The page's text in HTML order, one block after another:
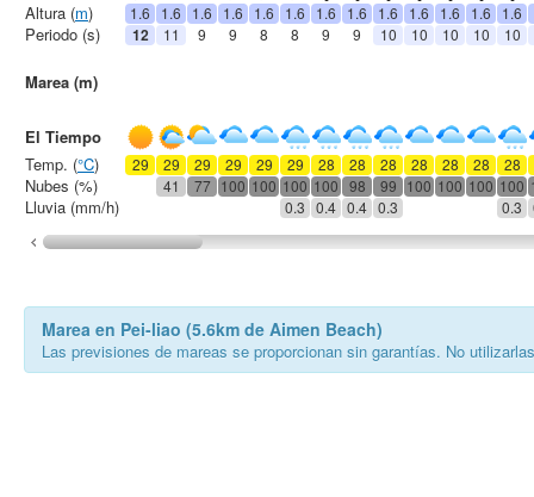
1.6 1.6 1.6 1.6 1.6 1.6 1.6 1.6 1.6 1.6 1.6 1.6 1.6
12 11 9 9 8 8 9 9 10 10 10 10 10
29 29 29 29 29 29 28 28 28 28 28 28
28
41
77 100 100 100 100 98 99 100 100 100 100
0.3 0.4 0.4 0.3 0.3
Altura (m)
Periodo (s)
Marea (m)
El Tiempo
Temp. (°C)
Nubes (%)
Lluvia (mm/h)
Marea en Pei-liao (5.6km de Aimen Beach)
Las previsiones de mareas se proporcionan sin garantías. No